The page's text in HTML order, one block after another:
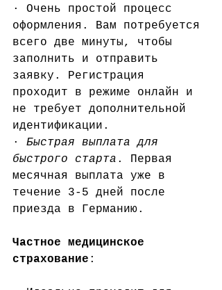
· Очень простой процесс
оформления. Вам потребуется
всего две минуты, чтобы
заполнить и отправить
заявку. Регистрация
проходит в режиме онлайн и
не требует дополнительной
идентификации.
· Быстрая выплата для
быстрого старта . Первая
месячная выплата уже в
течение 3-5 дней после
приезда в Германию.
Частное медицинское
страхование :